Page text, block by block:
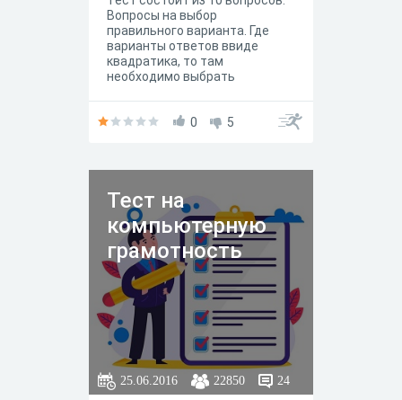
Вопросы на выбор
правильного варианта. Где
варианты ответов ввиде
квадратика, то там
необходимо выбрать
0 5
Тест на
компьютерную
грамотность
25.06.2016 22850 24